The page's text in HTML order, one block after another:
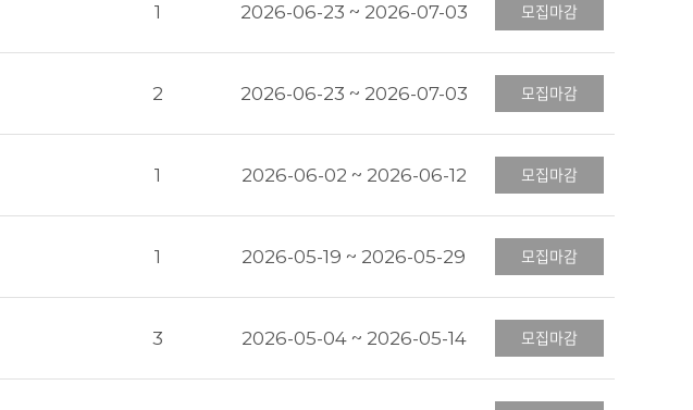
1 2026-06-23 ~ 2026-07-03 모집마감
2 2026-06-23 ~ 2026-07-03 모집마감
1 2026-06-02 ~ 2026-06-12 모집마감
1 2026-05-19 ~ 2026-05-29 모집마감
3 2026-05-04 ~ 2026-05-14 모집마감